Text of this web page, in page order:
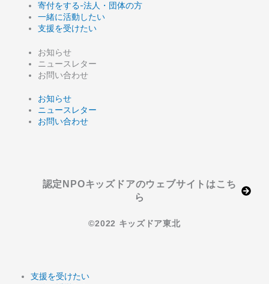
寄付をする-法人・団体の方
一緒に活動したい
支援を受けたい
お知らせ
ニュースレター
お問い合わせ
お知らせ
ニュースレター
お問い合わせ
認定NPOキッズドアのウェブサイトはこち
ら
©️2022 キッズドア東北
支援を受けたい